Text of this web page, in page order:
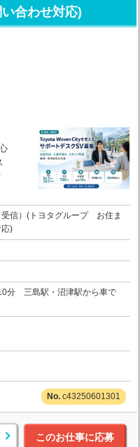
合わせ対応)
信）(トヨタグループ お住ま
)
分 三島駅・沼津駅から車で
c43250601301
このお仕事に応募